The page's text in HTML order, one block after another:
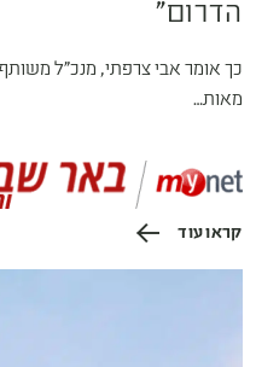
הדרום"
כך אומר אבי צרפתי, מנכ"ל
מאות…
קראו עוד